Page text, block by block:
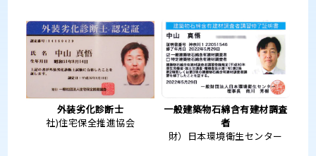
外装劣化診断士
社)住宅保全推進協会
一般建築物石綿含有建材調査
者
財）日本環境衛生センター